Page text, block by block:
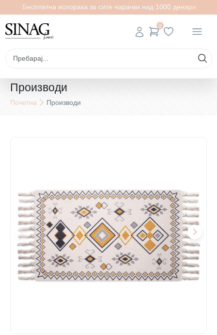
Бесплатна испорака за сите нарачки над 1000 денари
0
Производи
Почетна Производи